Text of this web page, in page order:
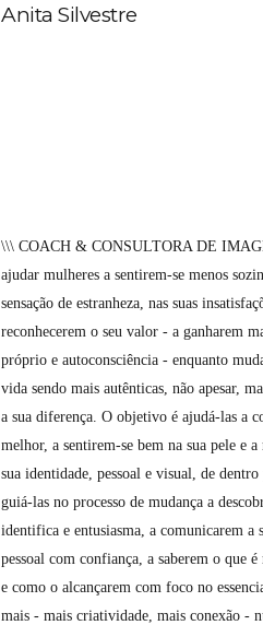
Anita Silvestre
\\\ COACH & CONSULTORA DE
ajudar mulheres a sentirem-se menos
sensação de estranheza, nas suas
reconhecerem o seu valor - a ganharem
próprio e autoconsciência - enquanto
vida sendo mais autênticas, não apesar,
a sua diferença. O objetivo é ajudá-las a
melhor, a sentirem-se bem na sua pele e
sua identidade, pessoal e visual, de
guiá-las no processo de mudança a
identifica e entusiasma, a comunicarem a
pessoal com confiança, a saberem o que
e como o alcançarem com foco no
mais - mais criatividade, mais conexão -